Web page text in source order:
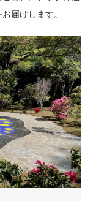
ンとして生かす
海市
届けします。